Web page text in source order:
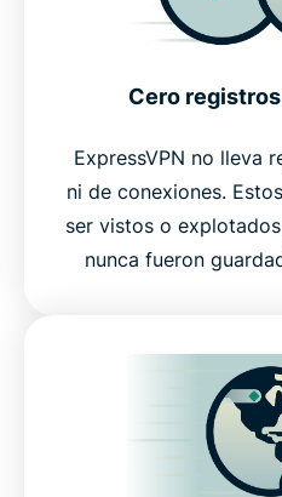
Cero
ExpressVPN no lleva
ni de conexiones.
ser vistos o
nunca fueron